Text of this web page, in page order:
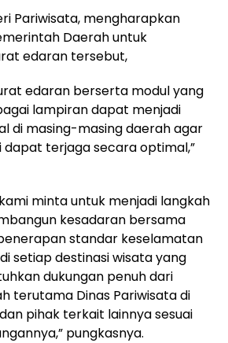
Pariwisata, mengharapkan
Daerah untuk
edaran tersebut,
edaran berserta modul yang
lampiran dapat menjadi
di masing-masing daerah agar
dapat terjaga secara optimal,”
kami minta untuk menjadi langkah
kesadaran bersama
standar keselamatan
setiap destinasi wisata yang
dukungan penuh dari
terutama Dinas Pariwisata di
pihak terkait lainnya sesuai
pungkasnya.